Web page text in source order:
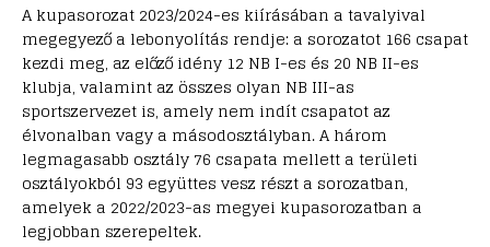
A kupasorozat 2023/2024-es kiírásában a tavalyival
megegyező a lebonyolítás rendje: a sorozatot 166 csapat
kezdi meg, az előző idény 12 NB I-es és 20 NB II-es
klubja, valamint az összes olyan NB III-as
sportszervezet is, amely nem indít csapatot az
élvonalban vagy a másodosztályban. A három
legmagasabb osztály 76 csapata mellett a területi
osztályokból 93 együttes vesz részt a sorozatban,
amelyek a 2022/2023-as megyei kupasorozatban a
legjobban szerepeltek.